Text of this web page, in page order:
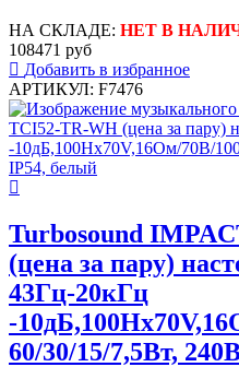
НА СКЛАДЕ: НЕТ В
108471 руб
Добавить в избранное
АРТИКУЛ: F7476
Turbosound
(цена за пару)
43Гц-20кГц
-
60/30/15/7,5Вт,